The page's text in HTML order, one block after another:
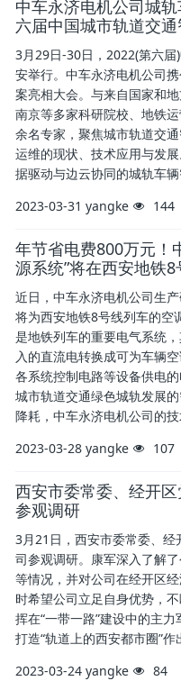
中车永济电机公司城
六届中国城市轨道交
3月29日-30日，2022(第六
安举行。中车永济电机公司
案亮相大会。与来自国家和
南京等多家科研院校、地铁
余名专家，聚焦城市轨道交
运维的现状、技术应用与发
据驱动与边云协同的城轨车
2023-03-31 yangke 144
年节省电费800万元！
源系统”将在西安地铁
近日，中车永济电机公司生
将为西安地铁8号线列车的空
是地铁列车的重要电气系统
入的直流电转换成可为车辆
各系统控制电路等设备供电
城市轨道交通绿色城轨发展
降耗，中车永济电机公司的
2023-03-28 yangke 107
西安市委常委、经开
参观调研
3月21日，西安市委常委、
司参观调研。康军深入了解
等情况，并对公司在经开区
时希望公司立足自身优势，
挥在“一带一路”建设中的主
打造“轨道上的西安都市圈”作
2023-03-24 yangke 84